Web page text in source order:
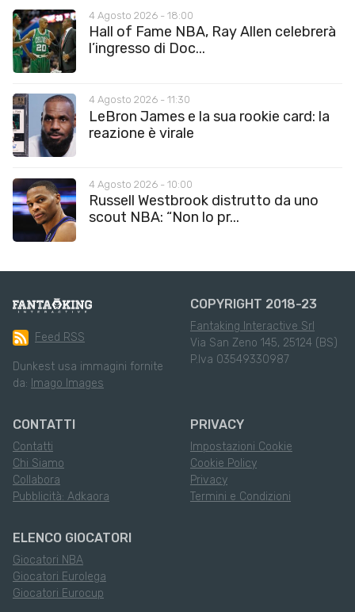
4 Agosto 2026 - 18:00
Hall of Fame NBA, Ray Allen celebrerà
l’ingresso di Doc...
4 Agosto 2026 - 11:30
LeBron James e la sua rookie card: la
reazione è virale
4 Agosto 2026 - 10:00
Russell Westbrook distrutto da uno
scout NBA: “Non lo pr...
Feed RSS
Dunkest usa immagini fornite
da: Imago Images
COPYRIGHT 2018-23
Fantaking Interactive Srl
Via San Zeno 145, 25124 (BS)
P.Iva 03549330987
CONTATTI
Contatti
Chi Siamo
Collabora
Pubblicità: Adkaora
PRIVACY
Impostazioni Cookie
Cookie Policy
Privacy
Termini e Condizioni
ELENCO GIOCATORI
Giocatori NBA
Giocatori Eurolega
Giocatori Eurocup